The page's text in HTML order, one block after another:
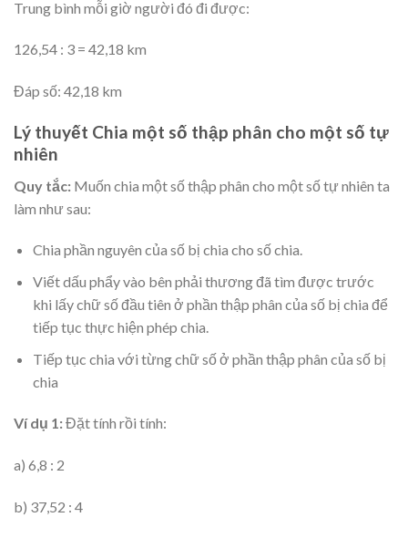
Trung bình mỗi giờ người đó đi được:
126,54 : 3 = 42,18 km
Đáp số: 42,18 km
Lý thuyết Chia một số thập phân cho một số tự
nhiên
Quy tắc: Muốn chia một số thập phân cho một số tự nhiên ta
làm như sau:
Chia phần nguyên của số bị chia cho số chia.
Viết dấu phẩy vào bên phải thương đã tìm được trước
khi lấy chữ số đầu tiên ở phần thập phân của số bị chia để
tiếp tục thực hiện phép chia.
Tiếp tục chia với từng chữ số ở phần thập phân của số bị
chia
Ví dụ 1:Đặt tính rồi tính:
a) 6,8 : 2
b) 37,52 : 4